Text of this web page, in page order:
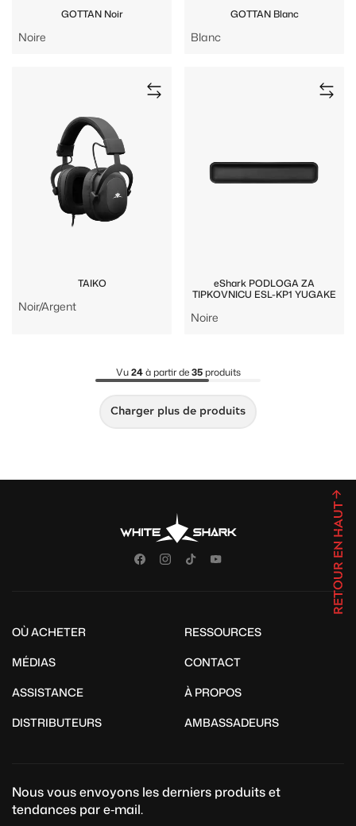
GOTTAN Noir
Noire
GOTTAN Blanc
Blanc
TAIKO
Noir/Argent
eShark PODLOGA ZA
TIPKOVNICU ESL-KP1 YUGAKE
Noire
Vu24à partir de35produits
Charger plus de produits
OÙ ACHETER
RESSOURCES
MÉDIAS
CONTACT
ASSISTANCE
À PROPOS
DISTRIBUTEURS
AMBASSADEURS
Nous vous envoyons les derniers produits et
tendances par e‑mail.
RETOUR EN HAUT